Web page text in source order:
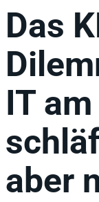
Das
IT
aber